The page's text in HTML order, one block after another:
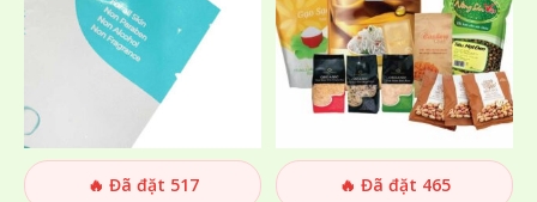
🔥 Đã đặt 517 🔥 Đã đặt 465